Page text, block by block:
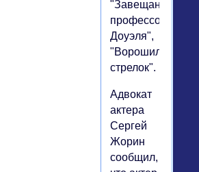
"Завещание
профессора
Доуэля",
"Ворошиловский
стрелок".
Адвокат
актера
Сергей
Жорин
сообщил,